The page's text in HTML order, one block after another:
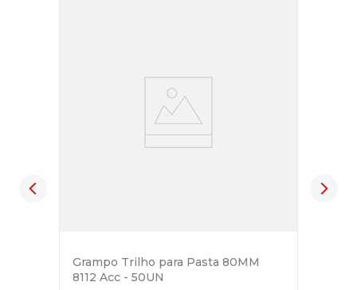
Grampo Trilho para Pasta 80MM
8112 Acc - 50UN